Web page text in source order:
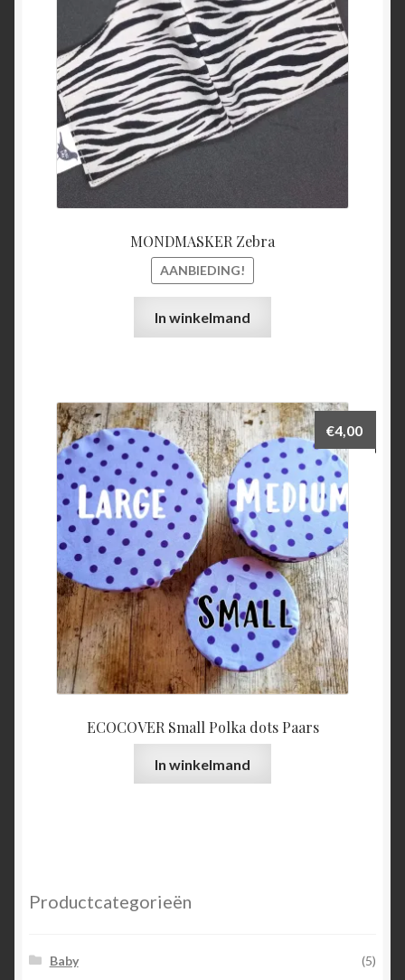
MONDMASKER Zebra
AANBIEDING!
€15,00.
In winkelmand
ECOCOVER Small Polka dots Paars
€4,00
In winkelmand
Productcategorieën
Baby
(5)